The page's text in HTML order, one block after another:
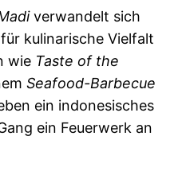
verwandelt sich
kulinarische Vielfalt
wie Taste of the
Seafood-Barbecue
ein indonesisches
ein Feuerwerk an